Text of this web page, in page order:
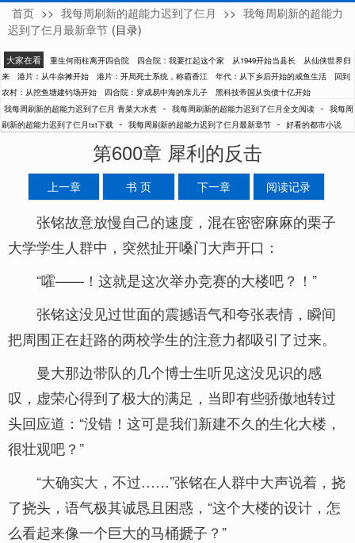
青菜大水煮
首页 >> 我每周刷新的超能力迟到了仨月 >> 我每周刷新的超能力
迟到了仨月最新章节 (目录)
大家在看 重生何雨柱离开四合院 四合院：我要扛起这个家 从1949开始当县长
从仙侠世界归
来
港片：从牛杂摊开始 港片：开局死士系统，称霸香江 年代：从下乡后开始的咸鱼生活
回到
农村：从挖鱼塘建钓场开始
四合院：穿成易中海的亲儿子
黑科技帝国从负债十亿开始
我每周刷新的超能力迟到了仨月 青菜大水煮 - 我每周刷新的超能力迟到了仨月全文阅读 - 我每周
刷新的超能力迟到了仨月txt下载 - 我每周刷新的超能力迟到了仨月最新章节 - 好看的都市小说
第600章 犀利的反击
上一章 书 页 下一章 阅读记录
张铭故意放慢自己的速度，混在密密麻麻的栗子
大学学生人群中，突然扯开嗓门大声开口：
“嚯——！这就是这次举办竞赛的大楼吧？！”
张铭这没见过世面的震撼语气和夸张表情，瞬间
把周围正在赶路的两校学生的注意力都吸引了过来。
曼大那边带队的几个博士生听见这没见识的感
叹，虚荣心得到了极大的满足，当即有些骄傲地转过
头回应道：“没错！这可是我们新建不久的生化大楼，
很壮观吧？”
“大确实大，不过……”张铭在人群中大声说着，挠
了挠头，语气极其诚恳且困惑，“这个大楼的设计，怎
么看起来像一个巨大的马桶搋子？”